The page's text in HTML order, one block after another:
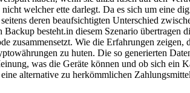
welcher ette darlegt. Da es sich um eine
deren beaufsichtigten Unterschied
besteht.in diesem Szenario
zusammensetzt. Wie die Erfahrungen
zu huten. Die so generierten
was die Geräte können und ob sich
alternative zu herkömmlichen